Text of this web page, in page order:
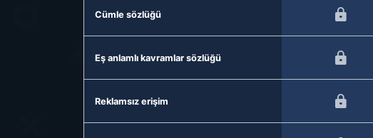
Cümle sözlüğü
Eş anlamlı kavramlar sözlüğü
Reklamsız erişim